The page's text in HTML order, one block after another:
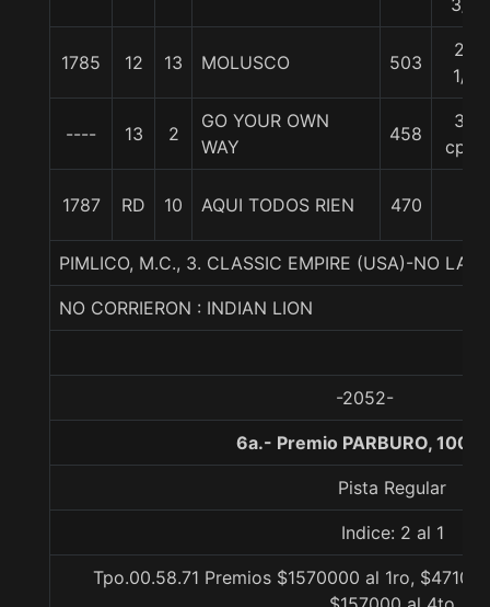
3/4
1785 12 13 MOLUSCO 503
26
1/4
---- 13 2
GO YOUR OWN
WAY
458
32
cpos
1787 RD 10 AQUI TODOS RIEN 470
PIMLICO, M.C., 3. CLASSIC EMPIRE (USA)-NO LA
NO CORRIERON : INDIAN LION
-2052-
6a.- Premio PARBURO, 1000
Pista Regular
Indice: 2 al 1
Tpo.00.58.71 Premios $1570000 al 1ro,